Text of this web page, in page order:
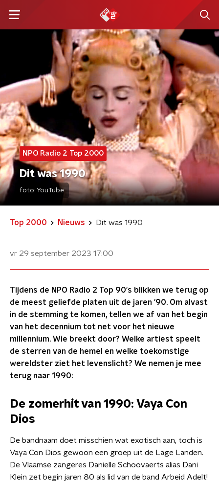
NPO Radio 2 Top 2000
Dit was 1990
foto: YouTube
Top 2000 Nieuws Dit was 1990
vr 29 september 2023 17:00
Tijdens de NPO Radio 2 Top 90's blikken we terug op
de meest geliefde platen uit de jaren '90. Om alvast
in de stemming te komen, tellen we af van het begin
van het decennium tot net voor het nieuwe
millennium. Wie breekt door? Welke artiest speelt
de sterren van de hemel en welke toekomstige
wereldster ziet het levenslicht? We nemen je mee
terug naar 1990:
De zomerhit van 1990: Vaya Con
Dios
De bandnaam doet misschien wat exotisch aan, toch is
Vaya Con Dios gewoon een groep uit de Lage Landen.
De Vlaamse zangeres Danielle Schoovaerts alias Dani
Klein zet begin jaren 80 als lid van de band Arbeid Adelt!